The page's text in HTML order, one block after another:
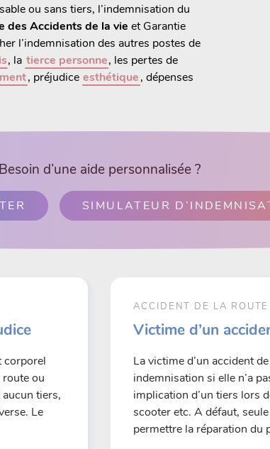
ou sans tiers, l’indemnisation du
des Accidents de la vie et Garantie
l’indemnisation des autres postes de
, la tierce personne, les pertes de
, préjudice esthétique, dépenses
Besoin d’une aide personnalisée ?
SIMULATEUR
corporel
route ou
aucun tiers,
Le
ACCIDENT DE LA ROUTE
Victime d’un
La victime d’un accident
indemnisation si elle n’a
implication d’un tiers lors
scooter etc. A défaut,
permettre la réparation du